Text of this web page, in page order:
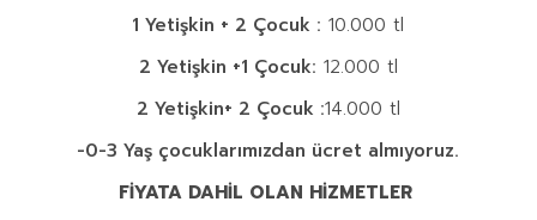
1 Yetişkin + 2 Çocuk : 10.000 tl
2 Yetişkin +1 Çocuk: 12.000 tl
2 Yetişkin+ 2 Çocuk :14.000 tl
-0-3 Yaş çocuklarımızdan ücret almıyoruz.
FİYATA DAHİL OLAN HİZMETLER